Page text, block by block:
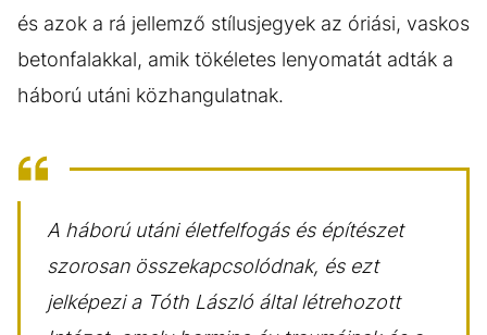
és azok a rá jellemző stílusjegyek az óriási, vaskos
betonfalakkal, amik tökéletes lenyomatát adták a
háború utáni közhangulatnak.
A háború utáni életfelfogás és építészet
szorosan összekapcsolódnak, és ezt
jelképezi a Tóth László által létrehozott